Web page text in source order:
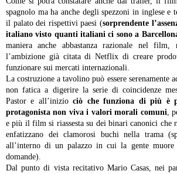
spagnolo ma ha anche degli spezzoni in inglese e
il palato dei rispettivi paesi (sorprendente
italiano visto quanti italiani ci sono a
maniera anche abbastanza razionale nel film,
l’ambizione già citata di Netflix di creare
funzionare sui mercati internazionali.
La costruzione a tavolino può essere serenamente
non fatica a digerire la serie di coincidenze
Pastor e all’iniziociò che funziona di più è
protagonista non viva i valori morali comuni,
e più il film si riassesta su dei binari canonici che
enfatizzano dei clamorosi buchi nella trama
all’interno di un palazzo in cui la gente muore
domande).
Dal punto di vista recitativo Mario Casas, nei